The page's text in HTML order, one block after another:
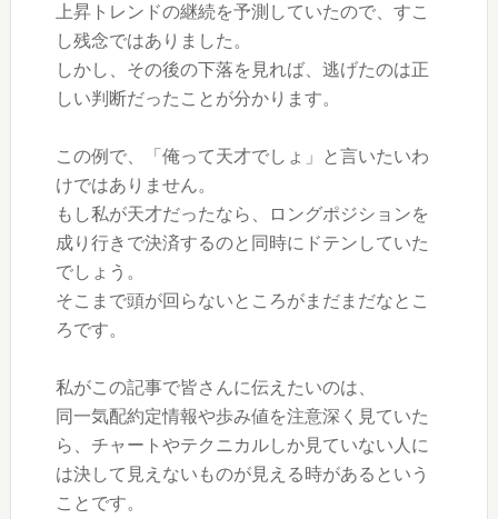
上昇トレンドの継続を予測していたので、すこ
し残念ではありました。
しかし、その後の下落を見れば、逃げたのは正
しい判断だったことが分かります。
この例で、「俺って天才でしょ」と言いたいわ
けではありません。
もし私が天才だったなら、ロングポジションを
成り行きで決済するのと同時にドテンしていた
でしょう。
そこまで頭が回らないところがまだまだなとこ
ろです。
私がこの記事で皆さんに伝えたいのは、
同一気配約定情報や歩み値を注意深く見ていた
ら、チャートやテクニカルしか見ていない人に
は決して見えないものが見える時があるという
ことです。